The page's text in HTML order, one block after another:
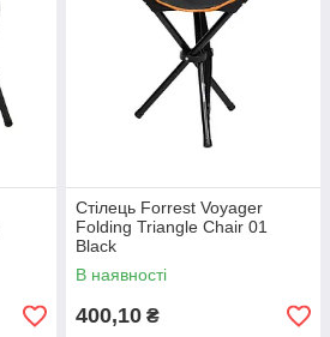
Стілець Forrest Voyager
Folding Triangle Chair 01
Black
В наявності
400,10 ₴